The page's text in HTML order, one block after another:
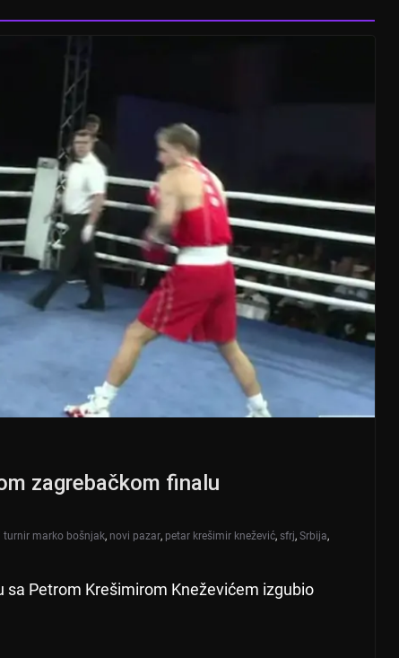
zagrebačkom finalu
turnir marko bošnjak, novi pazar, petar krešimir knežević, sfrj, Srbija,
Petrom Krešimirom Kneževićem izgubio